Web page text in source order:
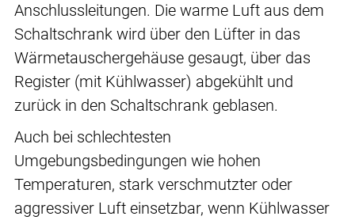
Anschlussleitungen. Die warme Luft aus dem
Schaltschrank wird über den Lüfter in das
Wärmetauschergehäuse gesaugt, über das
Register (mit Kühlwasser) abgekühlt und
zurück in den Schaltschrank geblasen.
Auch bei schlechtesten
Umgebungsbedingungen wie hohen
Temperaturen, stark verschmutzter oder
aggressiver Luft einsetzbar, wenn Kühlwasser